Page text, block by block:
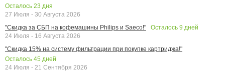
Осталось 23 дня
27 Июля - 30 Августа 2026
"Скидка за СБП на кофемашины Philips и Saeco!"
Осталось 9 дней
24 Июля - 16 Августа 2026
"Скидка 15% на систему фильтрации при покупке картриджа!"
Осталось 45 дней
24 Июля - 21 Сентября 2026